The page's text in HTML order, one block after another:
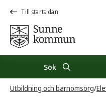
Till startsidan
Sök
Utbildning och barnomsorg/